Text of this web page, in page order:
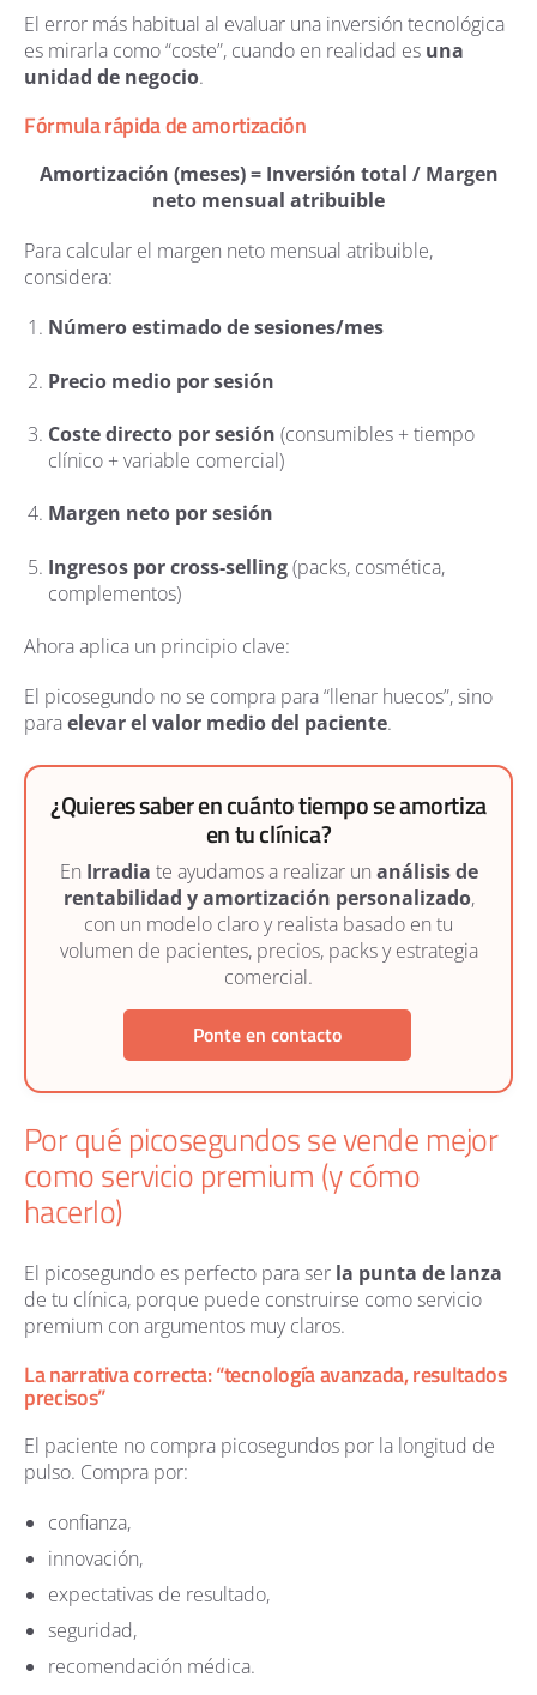
El error más habitual al evaluar una inversión tecnológica
es mirarla como “coste”, cuando en realidad es una
unidad de negocio.
Fórmula rápida de amortización
Amortización (meses) = Inversión total / Margen
neto mensual atribuible
Para calcular el margen neto mensual atribuible,
considera:
Número estimado de sesiones/mes
Precio medio por sesión
Coste directo por sesión (consumibles + tiempo
clínico + variable comercial)
Margen neto por sesión
Ingresos por cross-selling(packs, cosmética,
complementos)
Ahora aplica un principio clave:
El picosegundo no se compra para “llenar huecos”, sino
paraelevar el valor medio del paciente.
¿Quieres saber en cuánto tiempo se amortiza
en tu clínica?
En Irradia te ayudamos a realizar un análisis de
rentabilidad y amortización personalizado,
con un modelo claro y realista basado en tu
volumen de pacientes, precios, packs y estrategia
comercial.
Ponte en contacto
Por qué picosegundos se vende mejor
como servicio premium (y cómo
hacerlo)
El picosegundo es perfecto para ser la punta de lanza
de tu clínica, porque puede construirse como servicio
premium con argumentos muy claros.
La narrativa correcta: “tecnología avanzada, resultados
precisos”
El paciente no compra picosegundos por la longitud de
pulso. Compra por:
confianza,
innovación,
expectativas de resultado,
seguridad,
recomendación médica.